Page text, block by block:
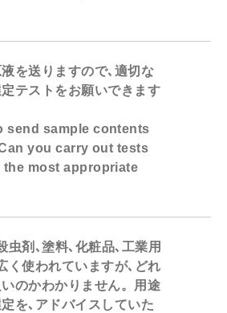
を送りますので､適切な
テストをお願いできます
send sample contents
you carry out tests
most appropriate
虫剤､塗料､化粧品､工業用
く使われていますが､どれ
のかわかりません。用途
を､アドバイスしていた